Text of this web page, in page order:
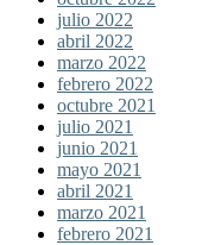
julio 2022
abril 2022
marzo 2022
febrero 2022
octubre 2021
julio 2021
junio 2021
mayo 2021
abril 2021
marzo 2021
febrero 2021